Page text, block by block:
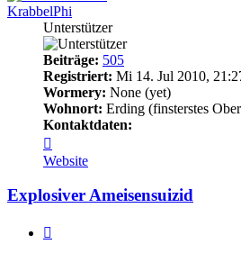
KrabbelPhi
Unterstützer
Beiträge: 505
Registriert: Mi 14. Jul 2010,
Wormery: None (yet)
Wohnort: Erding (finsterstes
Kontaktdaten:
von
KrabbelPhi
Website
Explosiver Ameisensuizid